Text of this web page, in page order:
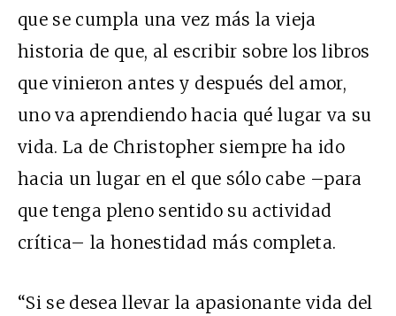
que se cumpla una vez más la vieja
historia de que, al escribir sobre los libros
que vinieron antes y después del amor,
uno va aprendiendo hacia qué lugar va su
vida. La de Christopher siempre ha ido
hacia un lugar en el que sólo cabe –para
que tenga pleno sentido su actividad
crítica– la honestidad más completa.
“Si se desea llevar la apasionante vida del